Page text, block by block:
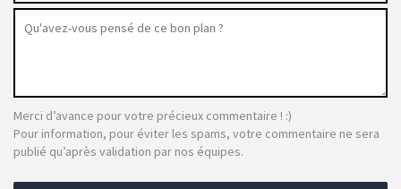
Merci d’avance pour votre précieux commentaire ! :)
Pour information, pour éviter les spams, votre commentaire ne sera
publié qu’après validation par nos équipes.